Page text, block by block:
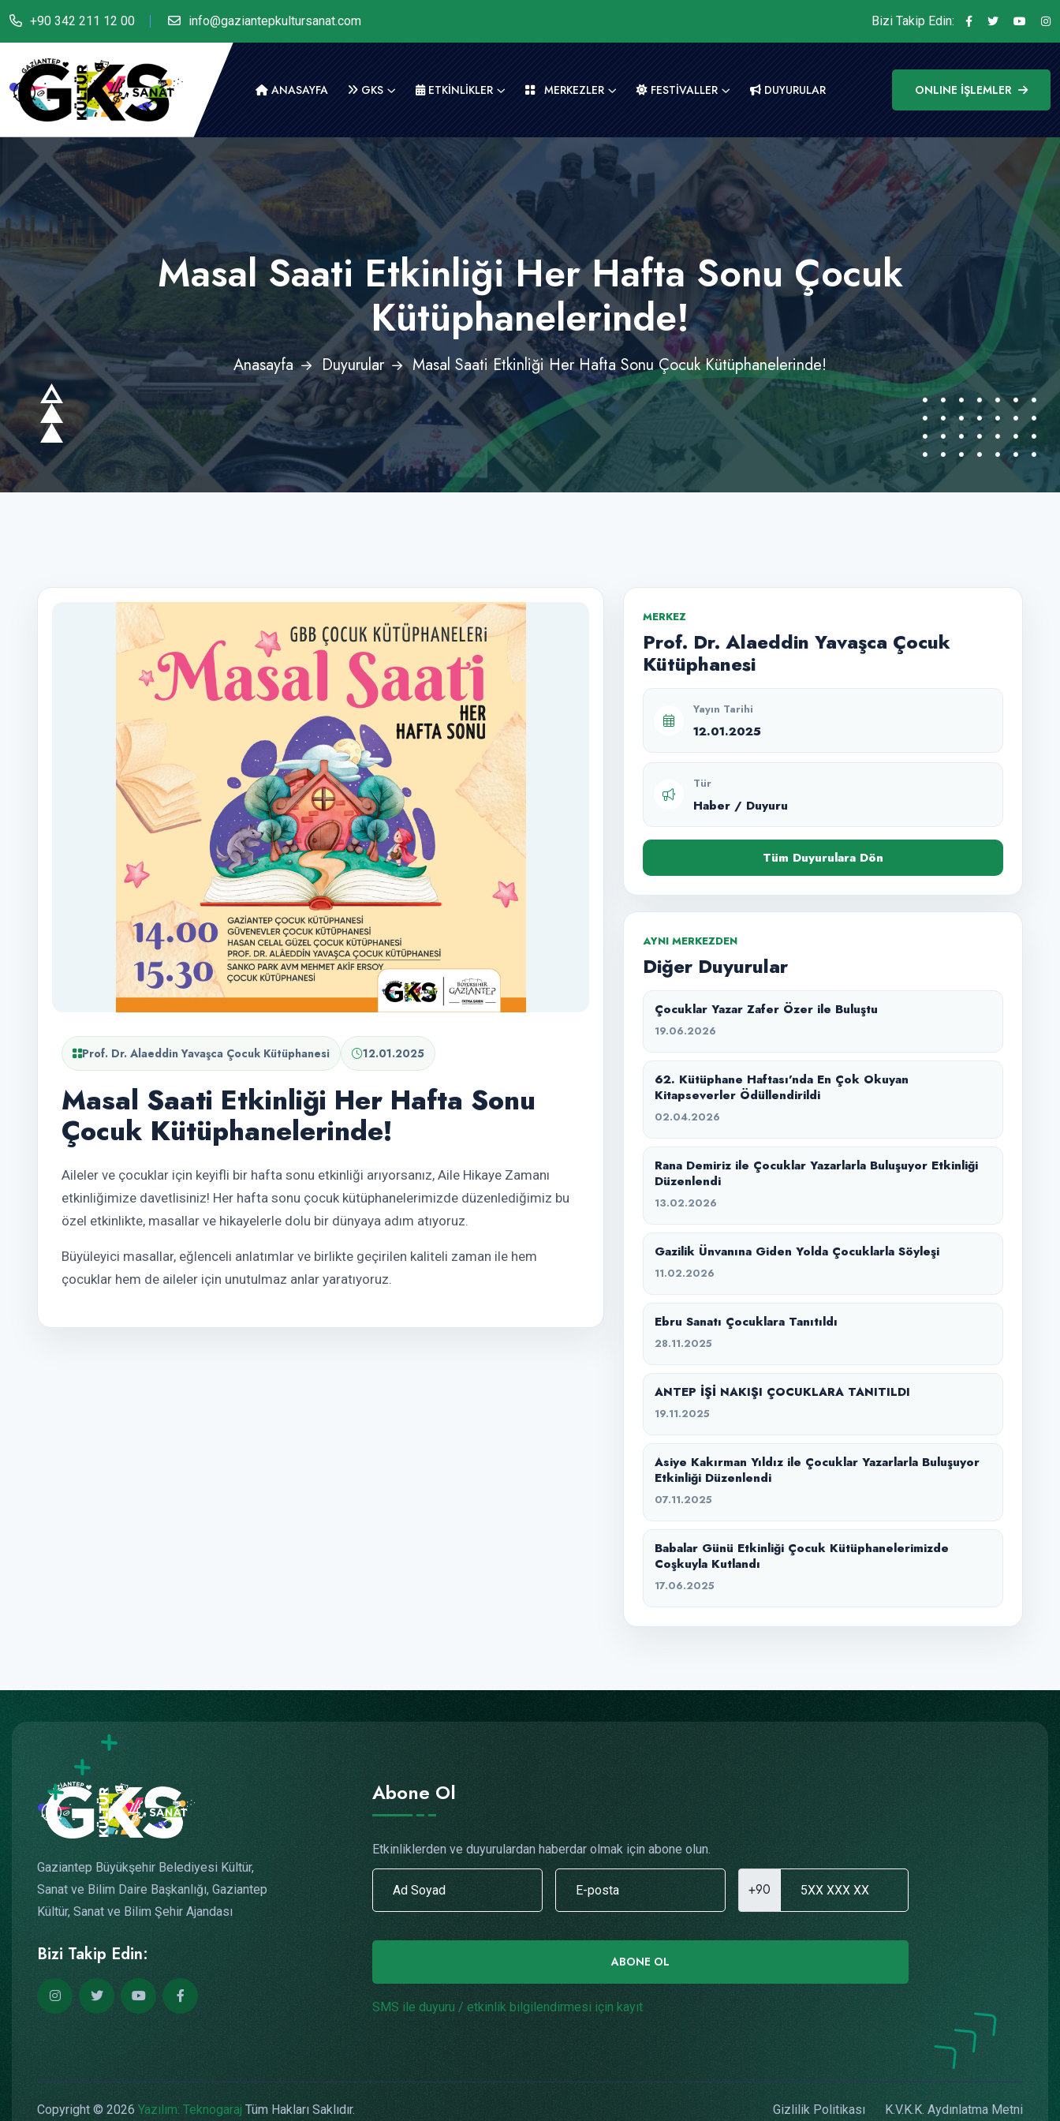
+90 342 211 12 00 info@gaziantepkultursanat.com Bizi Takip Edin:
ANASAYFA GKS ETKİNLİKLER MERKEZLER FESTİVALLER DUYURULAR ONLINE İŞLEMLER
Masal Saati Etkinliği Her Hafta Sonu Çocuk
Kütüphanelerinde!
Anasayfa Duyurular Masal Saati Etkinliği Her Hafta Sonu Çocuk Kütüphanelerinde!
Prof. Dr. Alaeddin Yavaşca Çocuk Kütüphanesi 12.01.2025
Masal Saati Etkinliği Her Hafta Sonu
Çocuk Kütüphanelerinde!
Aileler ve çocuklar için keyifli bir hafta sonu etkinliği arıyorsanız, Aile Hikaye Zamanı
etkinliğimize davetlisiniz! Her hafta sonu çocuk kütüphanelerimizde düzenlediğimiz bu
özel etkinlikte, masallar ve hikayelerle dolu bir dünyaya adım atıyoruz.
Büyüleyici masallar, eğlenceli anlatımlar ve birlikte geçirilen kaliteli zaman ile hem
çocuklar hem de aileler için unutulmaz anlar yaratıyoruz.
MERKEZ
Prof. Dr. Alaeddin Yavaşca Çocuk
Kütüphanesi
Yayın Tarihi
12.01.2025
Tür
Haber / Duyuru
Tüm Duyurulara Dön
AYNI MERKEZDEN
Diğer Duyurular
Çocuklar Yazar Zafer Özer ile Buluştu
19.06.2026
62. Kütüphane Haftası’nda En Çok Okuyan
Kitapseverler Ödüllendirildi
02.04.2026
Rana Demiriz ile Çocuklar Yazarlarla Buluşuyor Etkinliği
Düzenlendi
13.02.2026
Gazilik Ünvanına Giden Yolda Çocuklarla Söyleşi
11.02.2026
Ebru Sanatı Çocuklara Tanıtıldı
28.11.2025
ANTEP İŞİ NAKIŞI ÇOCUKLARA TANITILDI
19.11.2025
Asiye Kakırman Yıldız ile Çocuklar Yazarlarla Buluşuyor
Etkinliği Düzenlendi
07.11.2025
Babalar Günü Etkinliği Çocuk Kütüphanelerimizde
Coşkuyla Kutlandı
17.06.2025
Gaziantep Büyükşehir Belediyesi Kültür,
Sanat ve Bilim Daire Başkanlığı, Gaziantep
Kültür, Sanat ve Bilim Şehir Ajandası
Bizi Takip Edin:
Abone Ol
Etkinliklerden ve duyurulardan haberdar olmak için abone olun.
+90
ABONE OL
SMS ile duyuru / etkinlik bilgilendirmesi için kayıt
Copyright © 2026 Yazılım: Teknogaraj Tüm Hakları Saklıdır. Gizlilik Politikası K.V.K.K. Aydınlatma Metni